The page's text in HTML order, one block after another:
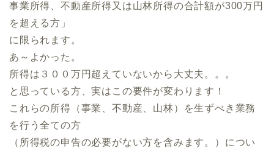
事業所得、不動産所得又は山林所得の合計額が300万円
を超える方」
に限られます。
あ～よかった。
所得は３００万円超えていないから大丈夫。。。
と思っている方、実はこの要件が変わります！
これらの所得（事業、不動産、山林）を生ずべき業務
を行う全ての方
（所得税の申告の必要がない方を含みます。）につい